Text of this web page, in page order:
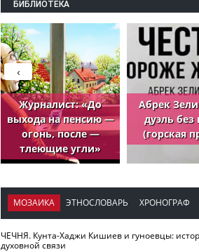
БИБЛИОТЕКА
Журналист: «До
выхода на пенсию —
огонь, после —
тлеющие угли»
Абрек
дуэль без
(горская
‹
МОЗАИКА ЭТНОСЛОВАРЬ ХРОНОГРАФ
ЧЕЧНЯ. Кунта-Хаджи Кишиев и гуноевцы:
духовной связи